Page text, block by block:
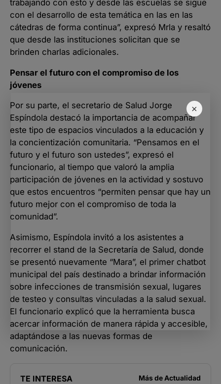
×
trabajando con esto y desde las escuelas se sigue
con el desarrollo de esta temática en las en las
cátedras de forma continua”, expresó Mrla y resaltó
que desde las instituciones solicitan que se
brinden charlas adicionales.
Pensar el futuro con el compromiso de los
jóvenes
Por su parte, el secretario de Salud Jorge
Espíndola destacó la importancia de acompañar
este tipo de espacios vinculados a la educación y
la concientización comunitaria. “Pensamos en el
futuro y el futuro son ustedes”, expresó el
funcionario, al tiempo que valoró la amplia
participación de jóvenes en la actividad y sostuvo
que estos encuentros “permiten pensar que hay un
futuro mejor con el compromiso de toda la
comunidad”.
Asimismo, Espíndola invitó a los asistentes a
recorrer el stand de la Secretaría de Salud, donde
se presentó nuevamente “Mara”, el primer chatbot
municipal del país destinado a brindar información
sobre infecciones de transmisión sexual, lugares
de testeo y consultas vinculadas a la salud sexual.
El funcionario explicó que la herramienta busca
acercar información de manera rápida y accesible,
adaptándose a las nuevas formas de
comunicación.
TE INTERESA Más de Actualidad